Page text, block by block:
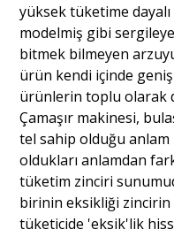
yüksek tüketime
modelmiş gibi
bitmek bilmeyen
ürün kendi içinde geniş
ürünlerin toplu olarak
Çamaşır makinesi,
tel sahip olduğu
oldukları anlamdan
tüketim zinciri
birinin eksikliği zincirin
tüketicide 'eksik'lik